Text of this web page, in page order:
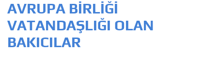
AVRUPA BIRLIĞI
VATANDAŞLIĞI OLAN
BAKICILAR